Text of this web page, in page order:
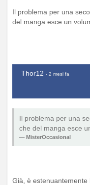
Il problema per una
del manga esce un
Thor12 - 2 mesi fa
Il problema per una
che del manga esce
MisterOccasional
Già, è estenuantemente